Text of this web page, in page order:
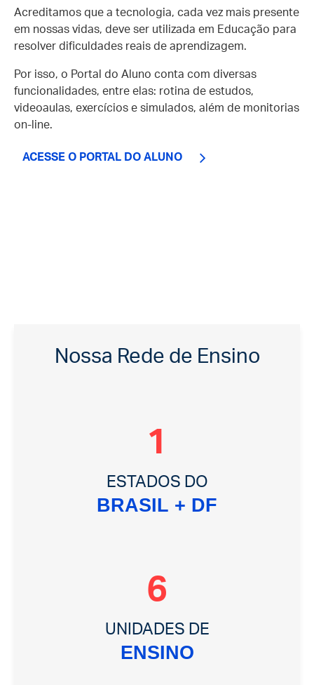
Acreditamos que a tecnologia, cada vez mais presente
em nossas vidas, deve ser utilizada em Educação para
resolver dificuldades reais de aprendizagem.
Por isso, o Portal do Aluno conta com diversas
funcionalidades, entre elas: rotina de estudos,
videoaulas, exercícios e simulados, além de monitorias
on-line.
ACESSE O PORTAL DO ALUNO
Nossa Rede de Ensino
6
ESTADOS DO
BRASIL + DF
42
UNIDADES DE
ENSINO